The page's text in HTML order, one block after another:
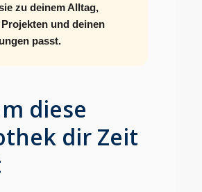
zu deinem Alltag,
und deinen
passt.
diese
dir Zeit